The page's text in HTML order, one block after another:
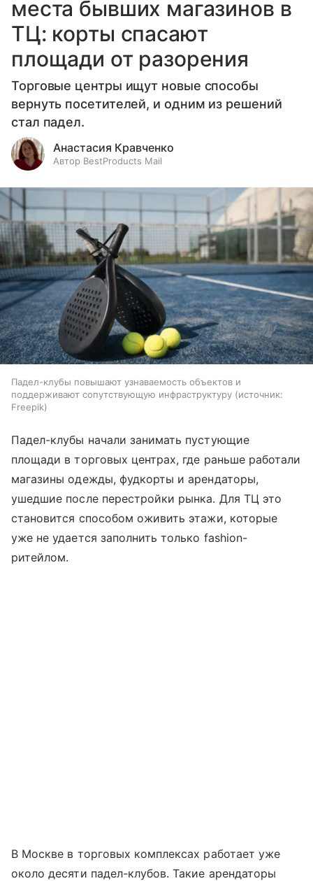
места бывших магазинов в
ТЦ: корты спасают
площади от разорения
Торговые центры ищут новые способы
вернуть посетителей, и одним из решений
стал падел.
Анастасия Кравченко
Автор BestProducts Mail
Падел-клубы повышают узнаваемость объектов и
поддерживают сопутствующую инфраструктуру
источник:
Freepik
Падел-клубы начали занимать пустующие
площади в торговых центрах, где раньше работали
магазины одежды, фудкорты и арендаторы,
ушедшие после перестройки рынка. Для ТЦ это
становится способом оживить этажи, которые
уже не удается заполнить только fashion-
ритейлом.
В Москве в торговых комплексах работает уже
около десяти падел-клубов. Такие арендаторы